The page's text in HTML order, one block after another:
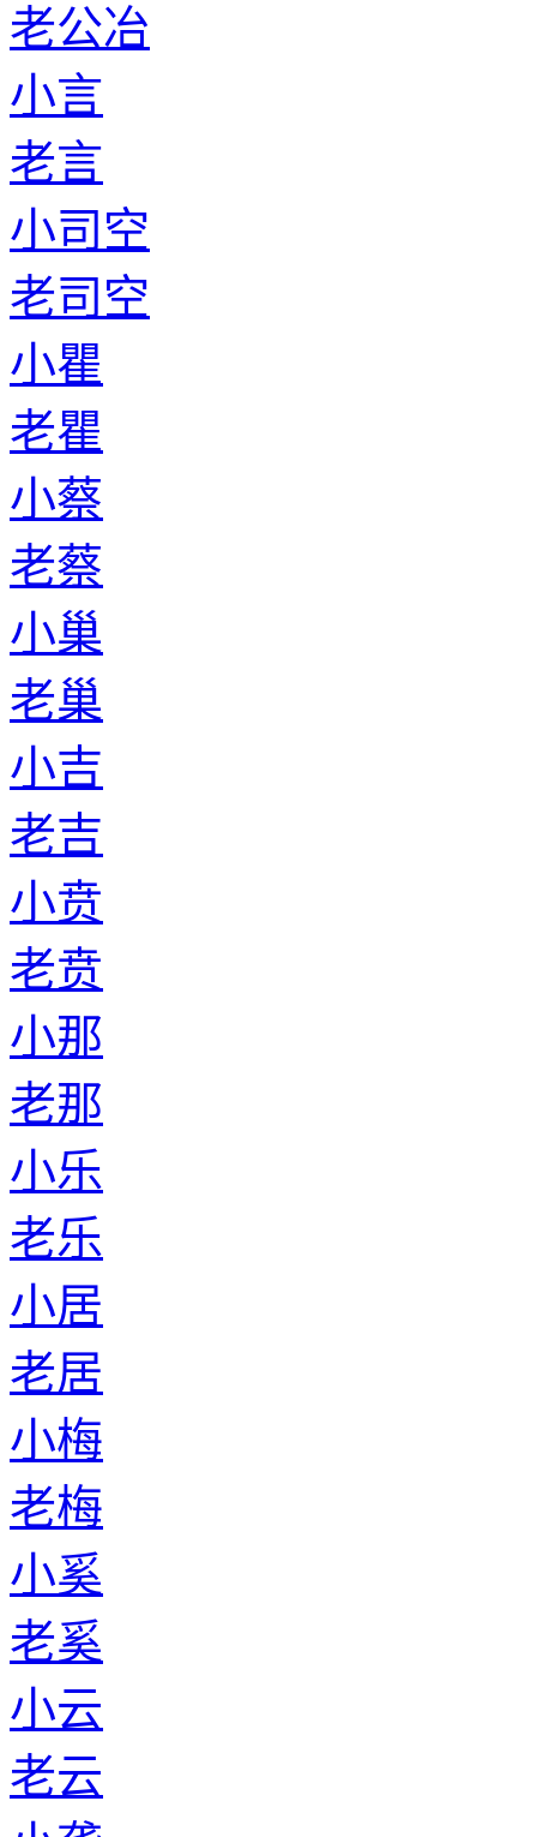
老公冶
小言
老言
小司空
老司空
小瞿
老瞿
小蔡
老蔡
小巢
老巢
小吉
老吉
小贲
老贲
小那
老那
小乐
老乐
小居
老居
小梅
老梅
小奚
老奚
小云
老云